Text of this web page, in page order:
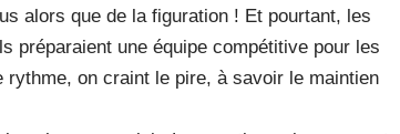
alors que de la figuration ! Et pourtant, les
préparaient une équipe compétitive pour les
rythme, on craint le pire, à savoir le maintien